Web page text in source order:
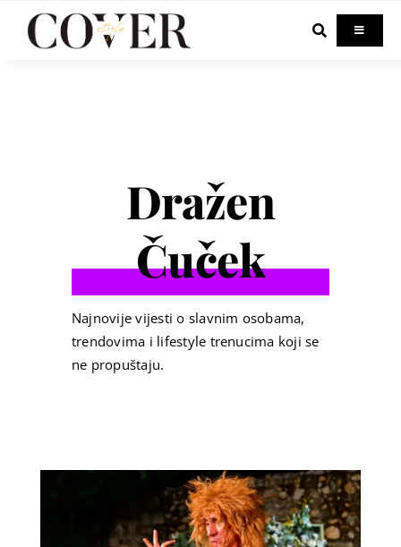
Toggle
Out & About
Dražen
Čuček
Najnovije vijesti o slavnim osobama,
trendovima i lifestyle trenucima koji se
ne propuštaju.